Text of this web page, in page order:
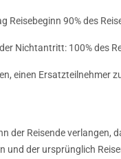
Reisebeginn 90% des
Nichtantritt: 100% des
einen Ersatzteilnehmer
der Reisende
und der ursprünglich